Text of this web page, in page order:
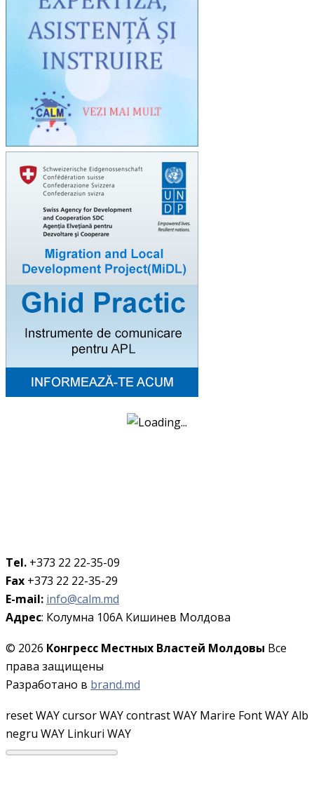
Tel. +373 22 22-35-09
Fax +373 22 22-35-29
E-mail: info@calm.md
Адрес: Колумна 106A Кишинев Молдова
© 2026 Конгресс Местных Властей Молдовы Все
права защищены
Разработано в brand.md
reset WAYcursor WAYcontrast WAY Marire Font WAYAlb
negru WAY Linkuri WAY